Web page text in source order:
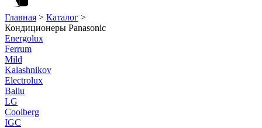
Главная > Каталог >
Кондиционеры Panasonic
Energolux
Ferrum
Mild
Kalashnikov
Electrolux
Ballu
LG
Coolberg
IGC